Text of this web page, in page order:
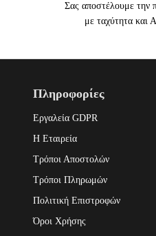
Σας αποστέλουμε την
με ταχύτητα και
Πληροφορίες
Εργαλεία GDPR
Η Εταιρεία
Τρόποι Αποστολών
Τρόποι Πληρωμών
Πολιτική Επιστροφών
Όροι Χρήσης